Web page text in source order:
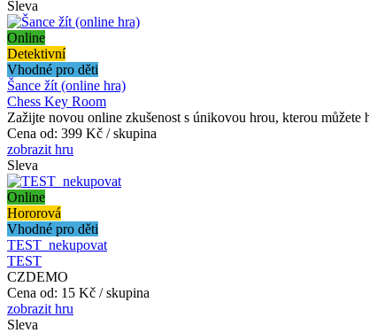
Sleva
Online
Detektivní
Vhodné pro děti
Šance žít (online hra)
Chess Key Room
Zažijte novou online zkušenost s únikovou hrou, kterou
Cena od: 399 Kč / skupina
zobrazit hru
Sleva
Online
Hororová
Vhodné pro děti
TEST_nekupovat
TEST
CZDEMO
Cena od: 15 Kč / skupina
zobrazit hru
Sleva